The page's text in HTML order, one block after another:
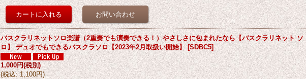
バスクラリネットソロ楽譜（2重奏でも演奏できる！）やさしさに包まれたなら【バスクラリネット ソ
ロ】 デュオでもできるバスクラソロ【2023年2月取扱い開始】 [SDBC5]
1,000円(税別)
(税込: 1,100円)